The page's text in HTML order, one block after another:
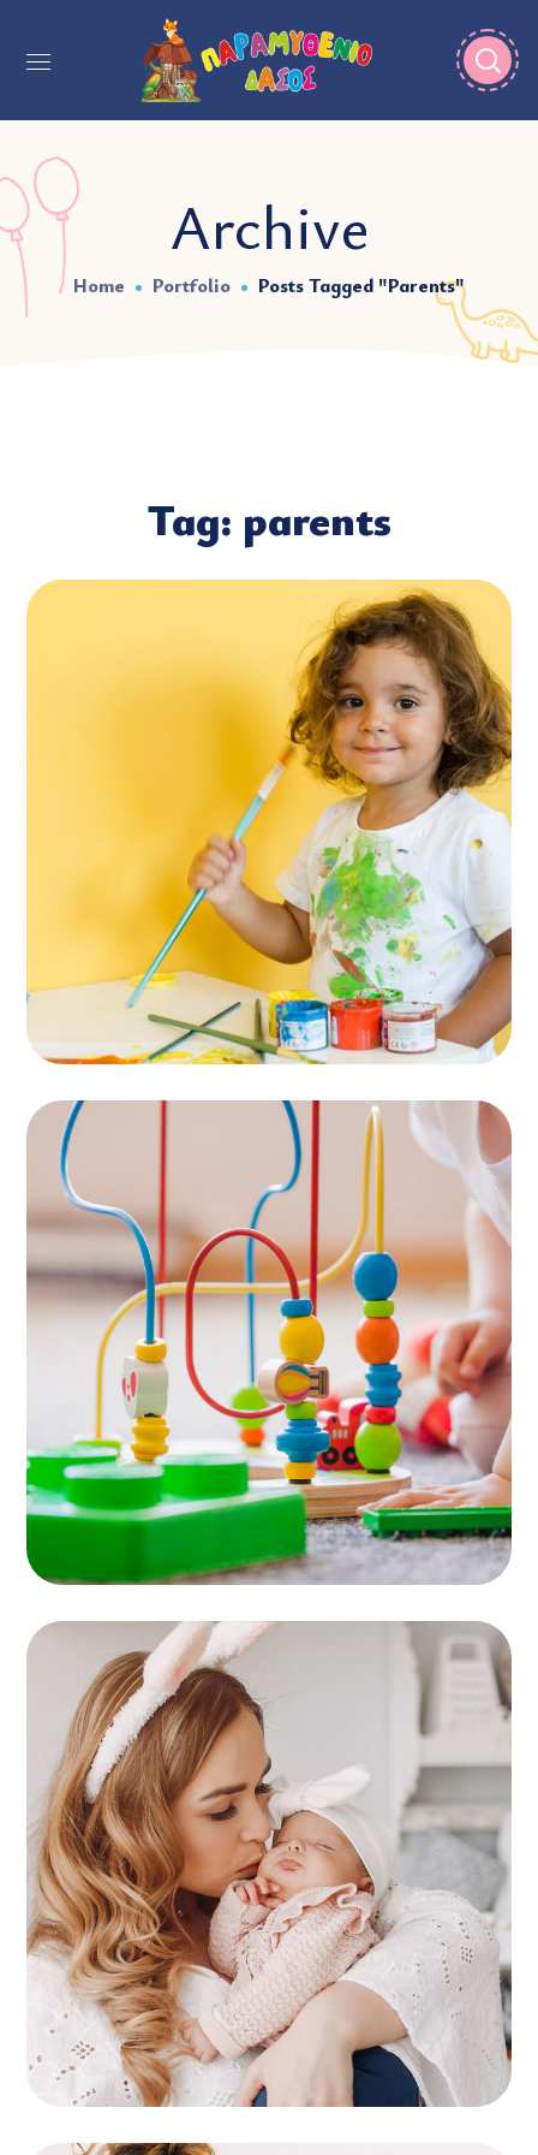
Archive
Home Portfolio Posts Tagged "parents"
Tag: parents
Entertainments
ACTIVITES
Area for Babies
PLAYING
Childcare
KIDS